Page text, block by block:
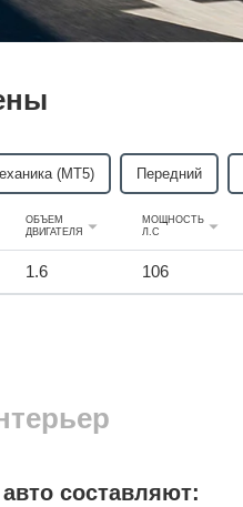
(MT5) Передний
ОБЪЕМ
ДВИГАТЕЛЯ
МОЩНОСТЬ
Л.С
1.6 106
составляют: